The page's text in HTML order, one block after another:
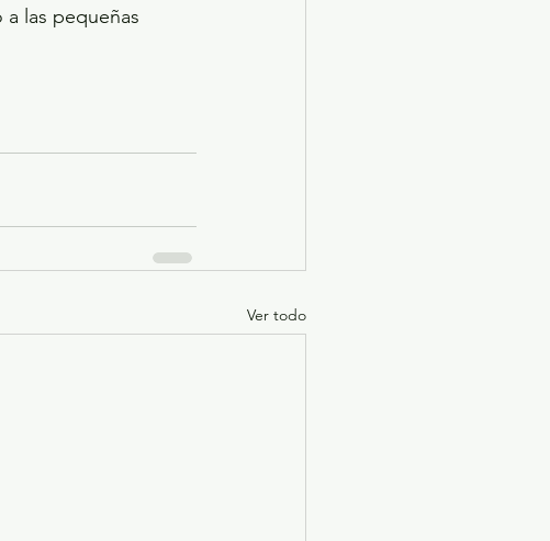
las pequeñas
Ver todo